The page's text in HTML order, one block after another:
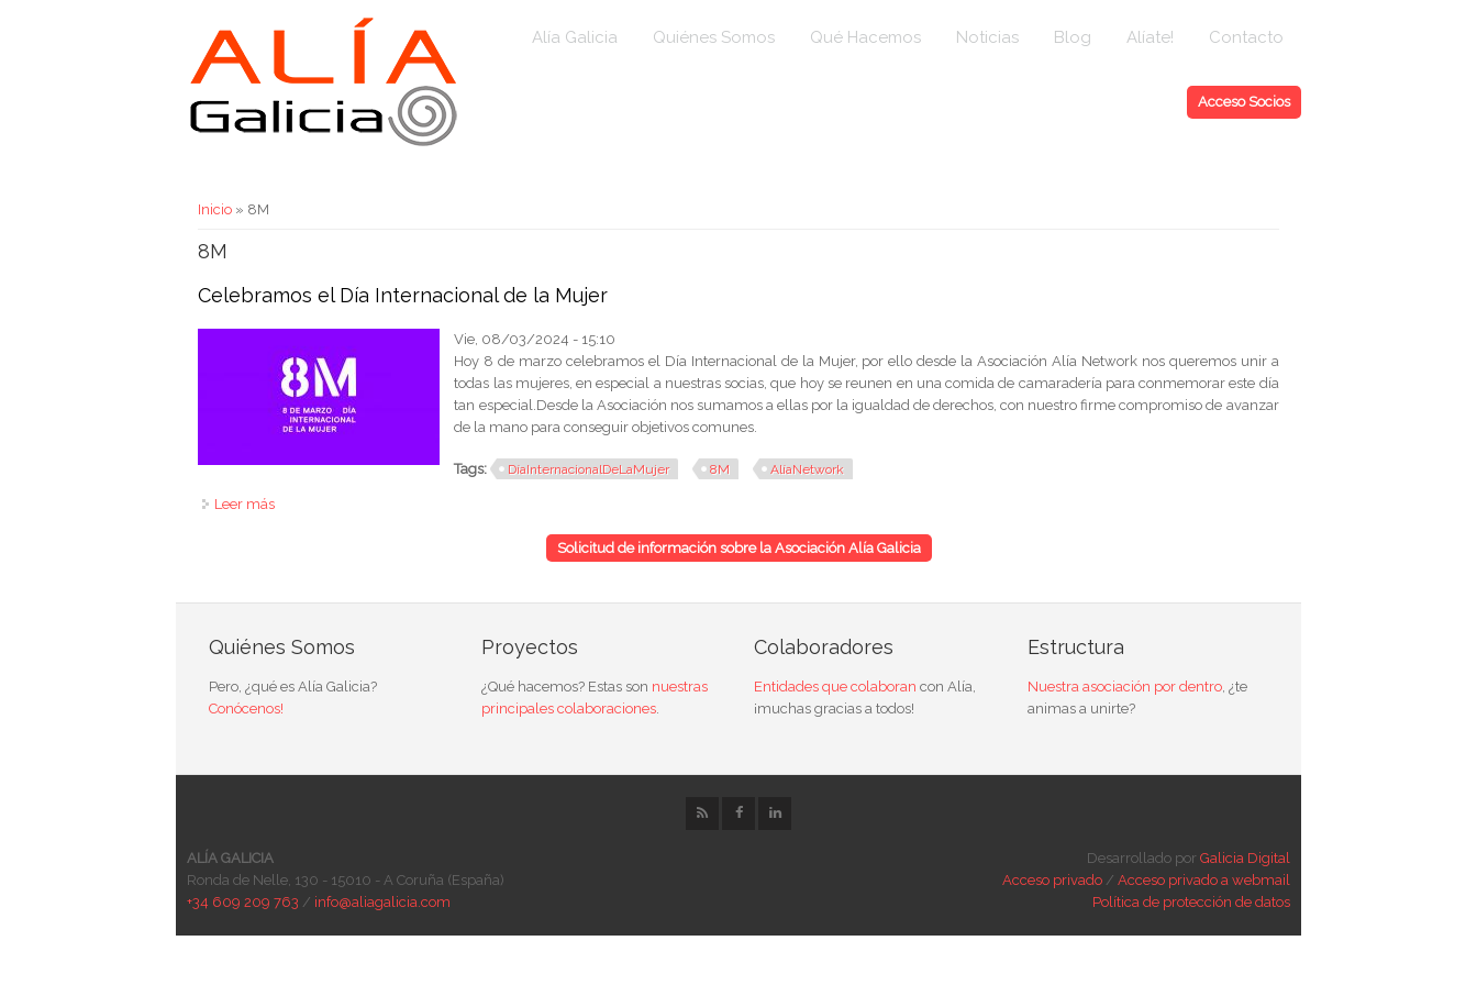
Alía Galicia Quiénes Somos Qué Hacemos Noticias Blog Alíate! Contacto
Acceso Socios
Usted está aquí
Inicio » 8M
8M
Celebramos el Día Internacional de la Mujer
Vie, 08/03/2024 - 15:10
Hoy 8 de marzo celebramos el Día Internacional de la Mujer, por ello desde la Asociación Alía Network nos queremos unir a
todas las mujeres, en especial a nuestras socias, que hoy se reunen en una comida de camaradería para conmemorar este día
tan especial.Desde la Asociación nos sumamos a ellas por la igualdad de derechos, con nuestro firme compromiso de avanzar
de la mano para conseguir objetivos comunes.
Tags: DíaInternacionalDeLaMujer 8M AlíaNetwork
Leer más
Solicitud de información sobre la Asociación Alía Galicia
Quiénes Somos
Pero, ¿qué es Alía Galicia?
Conócenos!
Proyectos
¿Qué hacemos? Estas son nuestras
principales colaboraciones.
Colaboradores
Entidades que colaboran con Alía,
¡muchas gracias a todos!
Estructura
Nuestra asociación por dentro, ¿te
animas a unirte?
ALÍA GALICIA
Ronda de Nelle, 130 - 15010 - A Coruña (España)
+34 609 209 763 / info@aliagalicia.com
Desarrollado por Galicia Digital
Acceso privado/ Acceso privado a webmail
Política de protección de datos